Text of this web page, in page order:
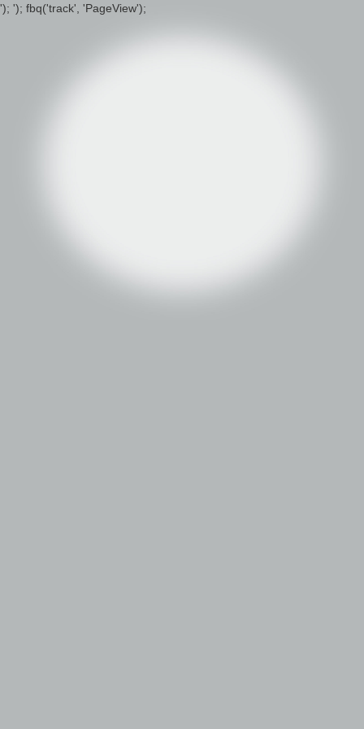
'); '); fbq('track', 'PageView');